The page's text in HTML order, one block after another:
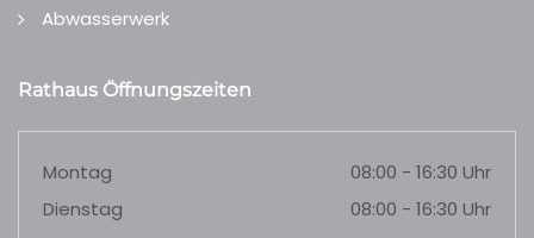
Abwasserwerk
Rathaus Öffnungszeiten
Montag
08:00 - 16:30 Uhr
Dienstag
08:00 - 16:30 Uhr